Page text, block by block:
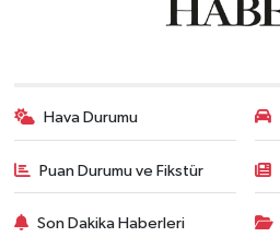
Hava Durumu
Puan Durumu ve Fikstür
Son Dakika Haberleri